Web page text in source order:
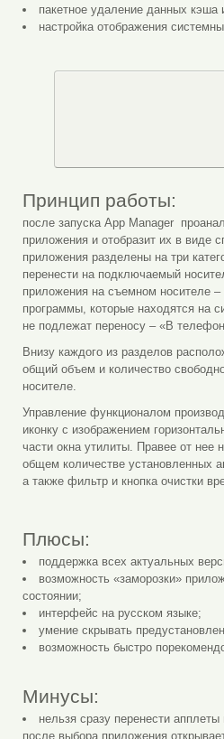
пакетное удаление данных кэша
настройка отображения
Принцип работы:
после запуска App Manager
приложения и отобразит их в виде
приложения разделены на три
перенести на подключаемый
приложения на съемном носителе –
программы, которые находятся на
не подлежат переносу – «В
Внизу каждого из разделов
общий объем и количество
носителе.
Управление функционалом
иконку с изображением
части окна утилиты. Правее от нее
общем количестве установленных
а также фильтр и кнопка очистки
Плюсы:
поддержка всех актуальных
возможность «заморозки»
состоянии;
интерфейс на русском языке;
умение скрывать
возможность быстро
Минусы:
нельзя сразу перенести
после выбора приложения